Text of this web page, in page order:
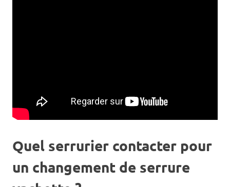
Quel serrurier contacter pour
un changement de serrure